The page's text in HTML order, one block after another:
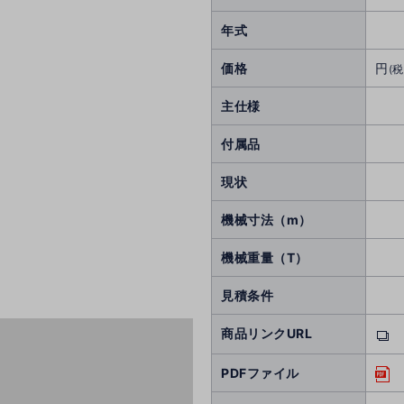
年式
価格 円 (
主仕様
付属品
現状
機械寸法（m）
機械重量（T）
見積条件
商品リンクURL
PDFファイル